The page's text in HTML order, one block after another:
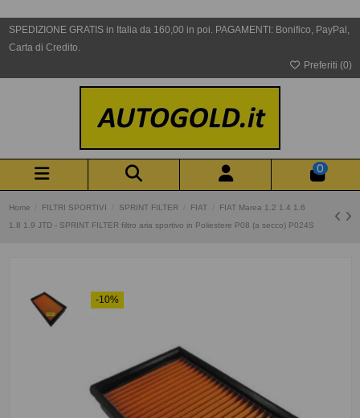
SPEDIZIONE GRATIS in Italia da 160,00 in poi. PAGAMENTI: Bonifico, PayPal,
Carta di Credito.
Preferiti (0)
0
Home FILTRI SPORTIVI SPRINT FILTER FIAT
FIAT Marea 1.2 1.4 1.6
1.8 1.9 JTD - SPRINT FILTER filtro aria sportivo in Poliestere P08 (a secco) P024S
-10%